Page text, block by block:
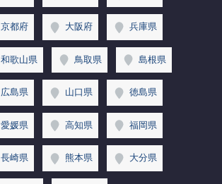
京都府 大阪府 兵庫県
和歌山県 鳥取県 島根県
広島県 山口県 徳島県
愛媛県 高知県 福岡県
長崎県 熊本県 大分県